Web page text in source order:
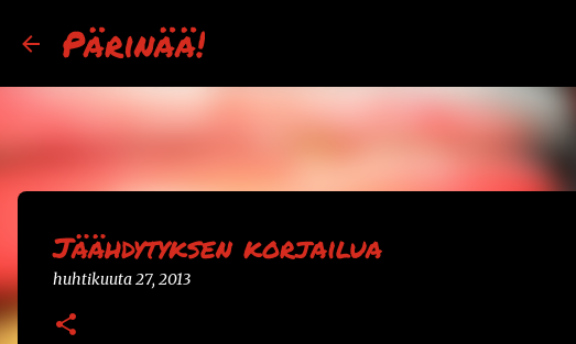
Pärinää!
Jäähdytyksen korjailua
huhtikuuta 27, 2013